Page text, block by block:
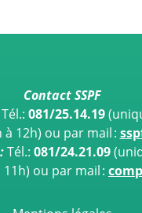
Contact SSPF
Tél.: 081/25.14.19
à 12h) ou par mail :
Tél.: 081/24.21.09
ou par mail :